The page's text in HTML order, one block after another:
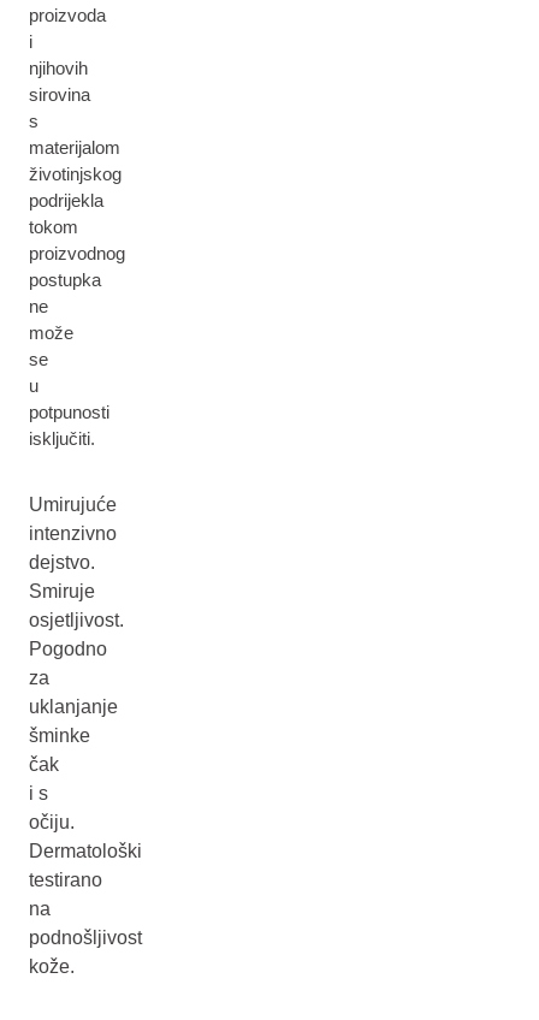
proizvoda
i
njihovih
sirovina
s
materijalom
životinjskog
podrijekla
tokom
proizvodnog
postupka
ne
može
se
u
potpunosti
isključiti.
Umirujuće
intenzivno
dejstvo.
Smiruje
osjetljivost.
Pogodno
za
uklanjanje
šminke
čak
i s
očiju.
Dermatološki
testirano
na
podnošljivost
kože.